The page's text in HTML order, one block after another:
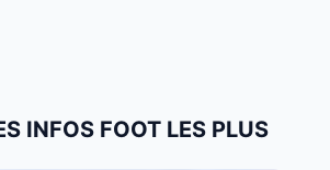
INFOS FOOT LES PLUS